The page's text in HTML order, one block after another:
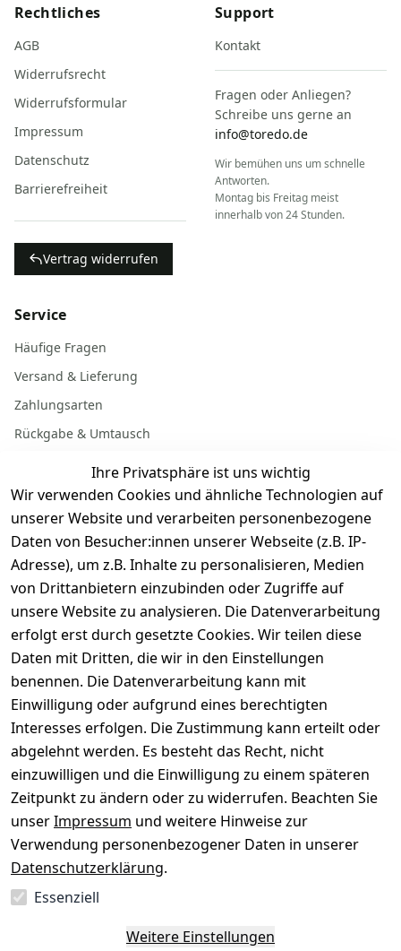
Ihre Privatsphäre ist uns wichtig
Wir verwenden Cookies und ähnliche Technologien auf
unserer Website und verarbeiten personenbezogene
Daten von Besucher:innen unserer Webseite (z.B. IP-
Adresse), um z.B. Inhalte zu personalisieren, Medien
von Drittanbietern einzubinden oder Zugriffe auf
unsere Website zu analysieren. Die Datenverarbeitung
erfolgt erst durch gesetzte Cookies. Wir teilen diese
Daten mit Dritten, die wir in den Einstellungen
benennen. Die Datenverarbeitung kann mit
Einwilligung oder aufgrund eines berechtigten
Interesses erfolgen. Die Zustimmung kann erteilt oder
abgelehnt werden. Es besteht das Recht, nicht
einzuwilligen und die Einwilligung zu einem späteren
Zeitpunkt zu ändern oder zu widerrufen. Beachten Sie
unserImpressum und weitere Hinweise zur
Verwendung personenbezogener Daten in unserer
Datenschutzerklärung.
Essenziell
Weitere Einstellungen
Rechtliches
AGB
Widerrufsrecht
Widerrufsformular
Impressum
Datenschutz
Barrierefreiheit
Vertrag widerrufen
Support
Kontakt
Fragen oder Anliegen?
Schreibe uns gerne an
info@toredo.de
Wir bemühen uns um schnelle
Antworten.
Montag bis Freitag meist
innerhalb von 24 Stunden.
Service
Häufige Fragen
Versand & Lieferung
Zahlungsarten
Rückgabe & Umtausch
Batterieentsorgung
Gerät verkaufen
Dein altes Gerät ist bares Geld wert. Festpreis in
wenigen Minuten, kostenfrei einsenden, Auszahlung
aufs Konto.
Gerät verkaufen
Sichere Zahlungsarten
SEPA Bank
Sicherheit
Deine Daten. Sicher. Vertraulich.